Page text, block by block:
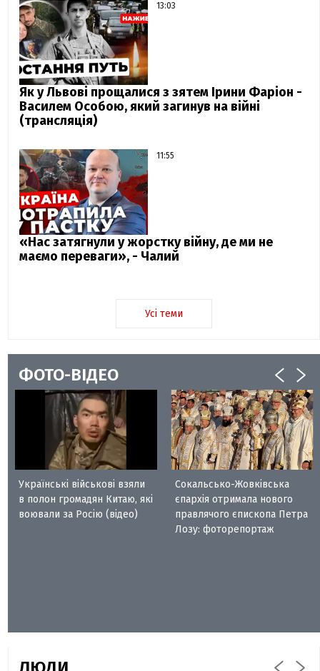
13:03
Як у Львові прощалися з зятем Ірини Фаріон -
Василем Особою, який загинув на війні
(трансляція)
11:55
«Нас затягнули у жорстку війну, де ми не
маємо переваги», - Чалий
Усі теми
ФОТО-ВІДЕО
Українські військові взяли
в полон громадян Китаю, які
воювали за Росію (відео)
Сокальсько-Жовківська
єпархія отримала нового
правлячого єпископа Петра
Лозу: фоторепортаж